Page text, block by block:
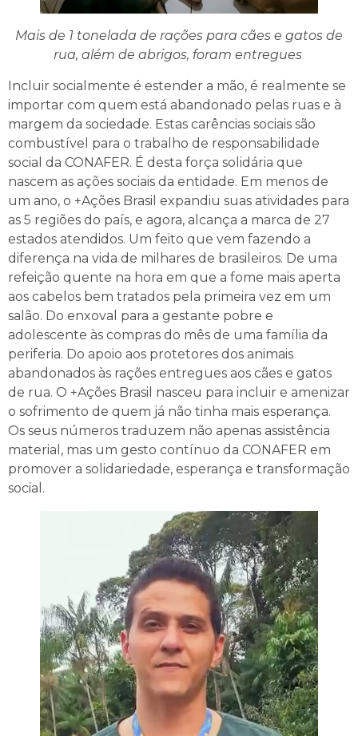
Mais de 1 tonelada de rações para cães e gatos de
rua, além de abrigos, foram entregues
Incluir socialmente é estender a mão, é realmente se
importar com quem está abandonado pelas ruas e à
margem da sociedade. Estas carências sociais são
combustível para o trabalho de responsabilidade
social da CONAFER. É desta força solidária que
nascem as ações sociais da entidade. Em menos de
um ano, o +Ações Brasil expandiu suas atividades para
as 5 regiões do país, e agora, alcança a marca de 27
estados atendidos. Um feito que vem fazendo a
diferença na vida de milhares de brasileiros. De uma
refeição quente na hora em que a fome mais aperta
aos cabelos bem tratados pela primeira vez em um
salão. Do enxoval para a gestante pobre e
adolescente às compras do mês de uma família da
periferia. Do apoio aos protetores dos animais
abandonados às rações entregues aos cães e gatos
de rua. O +Ações Brasil nasceu para incluir e amenizar
o sofrimento de quem já não tinha mais esperança.
Os seus números traduzem não apenas assistência
material, mas um gesto contínuo da CONAFER em
promover a solidariedade, esperança e transformação
social.